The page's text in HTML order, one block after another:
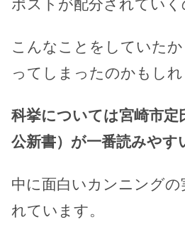
ポストが配分されていく
こんなことをしていたか
ってしまったのかもしれ
科挙については宮崎市定
公新書）が一番読みやす
中に面白いカンニングの
れています。